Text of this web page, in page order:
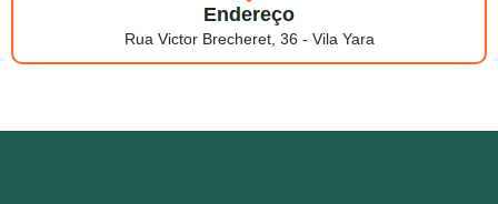
Endereço
Rua Victor Brecheret, 36 - Vila Yara